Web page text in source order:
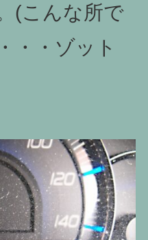
(こんな所で
・・ゾット